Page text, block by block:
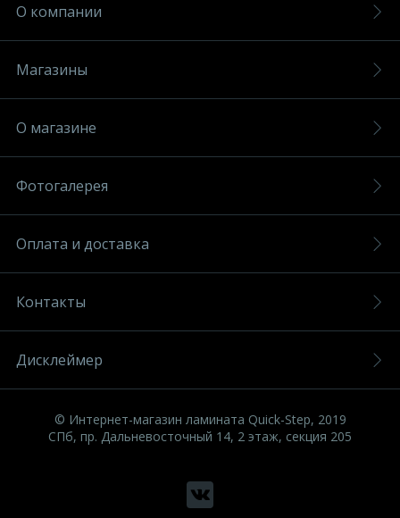
О компании
Магазины
О магазине
Фотогалерея
Оплата и доставка
Контакты
Дисклеймер
© Интернет-магазин ламината Quick-Step, 2019
СПб, пр. Дальневосточный 14, 2 этаж, секция 205